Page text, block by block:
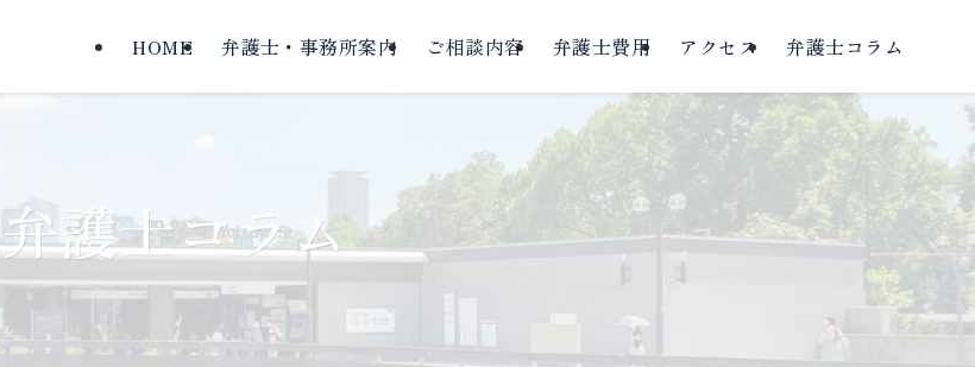
HOME 弁護士・事務所案内 ご相談内容 弁護士費用 アクセス 弁護士コラム
弁護士コラム